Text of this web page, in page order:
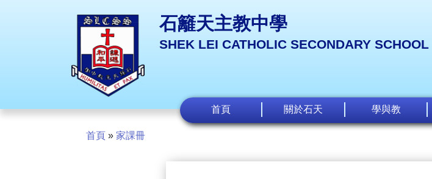
石籬天主教中學
SHEK LEI CATHOLIC SECONDARY SCHOOL
首頁 關於石天 學與教
首頁 » 家課冊